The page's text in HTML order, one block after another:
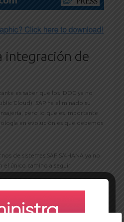
integración de
es saber que los IDOC ya no
Cloud). SAP ha eliminado su
pero lo que es importante
en evolución es que debemos
de sistemas SAP S/4HANA ya no
el único camino a seguir.
SAP Cloud ERP marca un punto de